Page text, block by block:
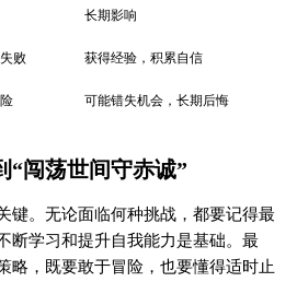
长期影响
败 获得经验，积累自信
可能错失机会，长期后悔
“闯荡世间守赤诚”
键。无论面临何种挑战，都要记得最
断学习和提升自我能力是基础。最
略，既要敢于冒险，也要懂得适时止